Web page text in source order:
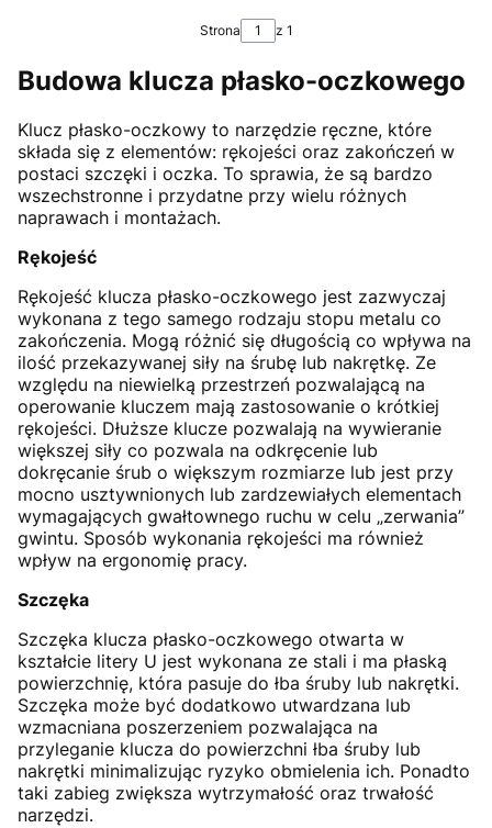
Strona z 1
Budowa klucza płasko-oczkowego
Klucz płasko-oczkowy to narzędzie ręczne, które
składa się z elementów: rękojeści oraz zakończeń w
postaci szczęki i oczka. To sprawia, że są bardzo
wszechstronne i przydatne przy wielu różnych
naprawach i montażach.
Rękojeść
Rękojeść klucza płasko-oczkowego jest zazwyczaj
wykonana z tego samego rodzaju stopu metalu co
zakończenia. Mogą różnić się długością co wpływa na
ilość przekazywanej siły na śrubę lub nakrętkę. Ze
względu na niewielką przestrzeń pozwalającą na
operowanie kluczem mają zastosowanie o krótkiej
rękojeści. Dłuższe klucze pozwalają na wywieranie
większej siły co pozwala na odkręcenie lub
dokręcanie śrub o większym rozmiarze lub jest przy
mocno usztywnionych lub zardzewiałych elementach
wymagających gwałtownego ruchu w celu „zerwania”
gwintu. Sposób wykonania rękojeści ma również
wpływ na ergonomię pracy.
Szczęka
Szczęka klucza płasko-oczkowego otwarta w
kształcie litery U jest wykonana ze stali i ma płaską
powierzchnię, która pasuje do łba śruby lub nakrętki.
Szczęka może być dodatkowo utwardzana lub
wzmacniana poszerzeniem pozwalająca na
przyleganie klucza do powierzchni łba śruby lub
nakrętki minimalizując ryzyko obmielenia ich. Ponadto
taki zabieg zwiększa wytrzymałość oraz trwałość
narzędzi.